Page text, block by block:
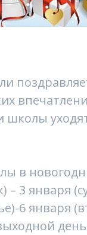
школы
в
– 3 января
6 января
день